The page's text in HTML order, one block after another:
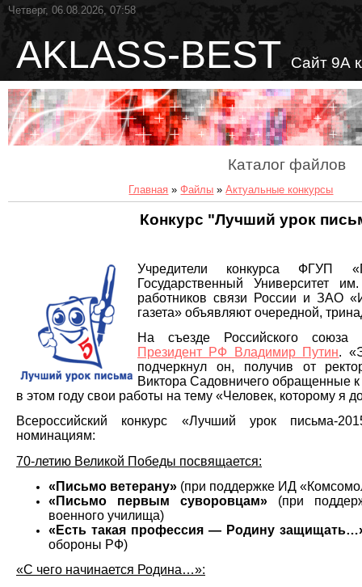
Четверг, 06.08.2026, 07:58
AKLASS-BEST Сайт 9А
Каталог файлов
Главная »Файлы »Актуальные конкурсы
Конкурс "Лучший урок
Учредители конкурса ФГУП
Государственный Университет
работников связи России и ЗАО
газета» объявляют очередной,
На съезде Российского союза
Президент РФ Владимир Путин.
подчеркнул он, получив от
Виктора Садовничего обращенные
в этом году свои работы на тему «Человек, которому я
Всероссийский конкурс «Лучший урок письма-
номинациям:
70-летию Великой Победы посвящается:
«Письмо ветерану» (при поддержке ИД
«Письмо первым суворовцам» (при
военного училища)
«Есть такая профессия — Родину
обороны РФ)
«С чего начинается Родина…»: